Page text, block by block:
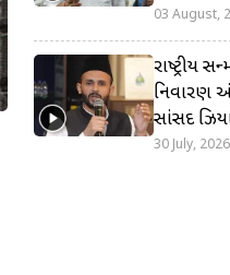
03 August,
રાષ્ટ્રીય
નિવારણ
સાંસદ
30 July, 2026